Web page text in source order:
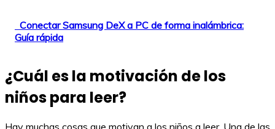
Conectar Samsung DeX a PC de forma inalámbrica:
Guía rápida
¿Cuál es la motivación de los
niños para leer?
Hay muchas cosas que motivan a los niños a leer. Una de las